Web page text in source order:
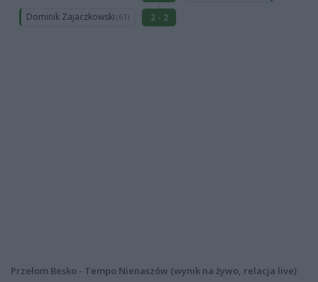
Dominik Zajaczkowski (61) 2 - 2
Przełom Besko - Tempo Nienaszów (wynik na żywo, relacja live)